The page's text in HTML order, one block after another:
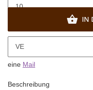
VE
IN
Bitte beachten Sie die
eine Mail
Beschreibung